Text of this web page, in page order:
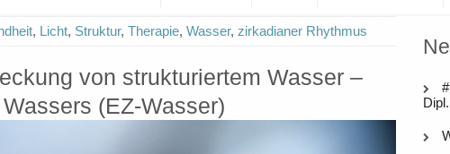
, Licht, Struktur, Therapie, Wasser, zirkadianer Rhythmus
von strukturiertem Wasser –
(EZ-Wasser)